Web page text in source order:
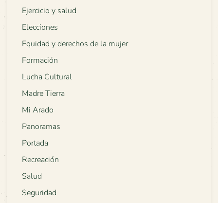
Ejercicio y salud
Elecciones
Equidad y derechos de la mujer
Formación
Lucha Cultural
Madre Tierra
Mi Arado
Panoramas
Portada
Recreación
Salud
Seguridad